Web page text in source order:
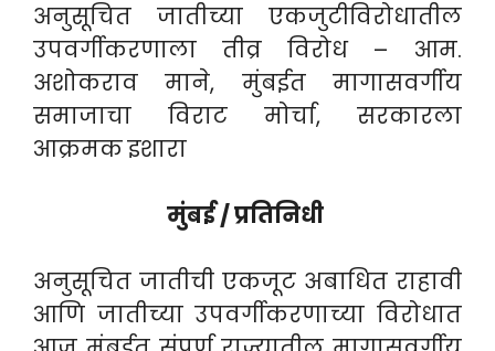
अनुसूचित जातीच्या एकजुटीविरोधातील
उपवर्गीकरणाला तीव्र विरोध – आम.
अशोकराव माने, मुंबईत मागासवर्गीय
समाजाचा विराट मोर्चा, सरकारला
आक्रमक इशारा
मुंबई / प्रतिनिधी
अनुसूचित जातीची एकजूट अबाधित राहावी
आणि जातीच्या उपवर्गीकरणाच्या विरोधात